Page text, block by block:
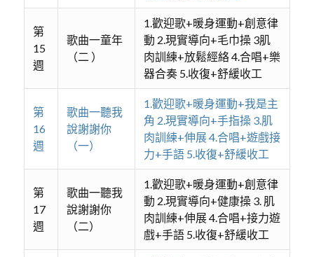
第
15
週
歌曲一童年
（二 ）
1.歡迎歌+暖身運動+創意律
動 2.現實導向+毛巾操 3肌
肉訓練+放鬆經絡 4.合唱+樂
器合奏 5.收復+舒緩收工
第
16
週
歌曲一聽我
說謝謝你
（一）
1.歡迎歌+暖身運動+我是主
角 2.現實導向+手指操 3.肌
肉訓練+伸展 4.合唱+遊戲接
力+手語 5.收復+舒緩收工
第
17
週
歌曲一聽我
說謝謝你
（二）
1.歡迎歌+暖身運動+創意律
動 2.現實導向+健康操 3. 肌
肉訓練+伸展 4.合唱+接力遊
戲+手語 5.收復+舒緩收工